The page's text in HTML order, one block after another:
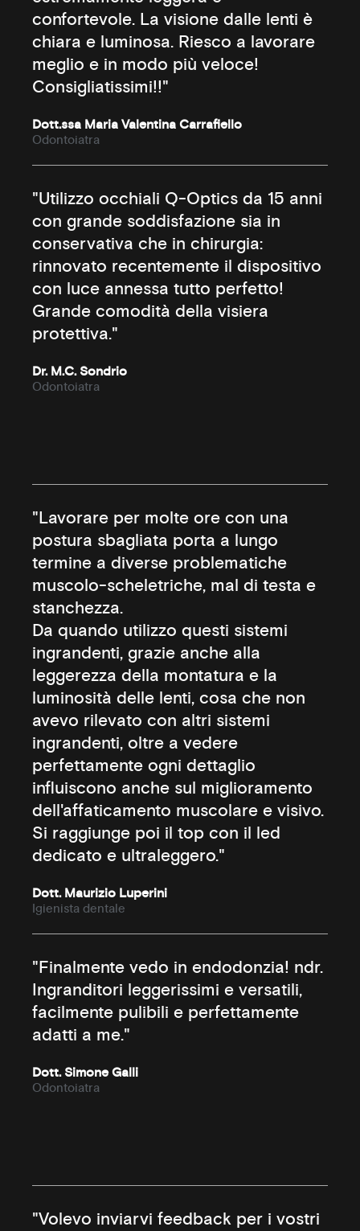
confortevole. La visione dalle lenti è
chiara e luminosa. Riesco a lavorare
meglio e in modo più veloce!
Consigliatissimi!!"
Dott.ssa Maria Valentina Carrafiello
Odontoiatra
"Utilizzo occhiali Q-Optics da 15 anni
con grande soddisfazione sia in
conservativa che in chirurgia:
rinnovato recentemente il dispositivo
con luce annessa tutto perfetto!
Grande comodità della visiera
protettiva."
Dr. M.C. Sondrio
Odontoiatra
"Lavorare per molte ore con una
postura sbagliata porta a lungo
termine a diverse problematiche
muscolo-scheletriche, mal di testa e
stanchezza.
Da quando utilizzo questi sistemi
ingrandenti, grazie anche alla
leggerezza della montatura e la
luminosità delle lenti, cosa che non
avevo rilevato con altri sistemi
ingrandenti, oltre a vedere
perfettamente ogni dettaglio
influiscono anche sul miglioramento
dell'affaticamento muscolare e visivo.
Si raggiunge poi il top con il led
dedicato e ultraleggero."
Dott. Maurizio Luperini
Igienista dentale
"Finalmente vedo in endodonzia! ndr.
Ingranditori leggerissimi e versatili,
facilmente pulibili e perfettamente
adatti a me."
Dott. Simone Galli
Odontoiatra
"Volevo inviarvi feedback per i vostri